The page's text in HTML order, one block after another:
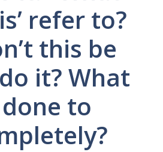
refer to?
this be
it? What
to